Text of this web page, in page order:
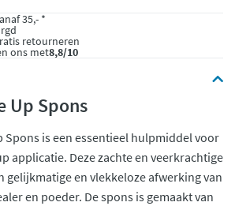
35,- *
retourneren
ons met8,8/10
Up Spons
Spons is een essentieel hulpmiddel voor
applicatie. Deze zachte en veerkrachtige
gelijkmatige en vlekkeloze afwerking van
en poeder. De spons is gemaakt van